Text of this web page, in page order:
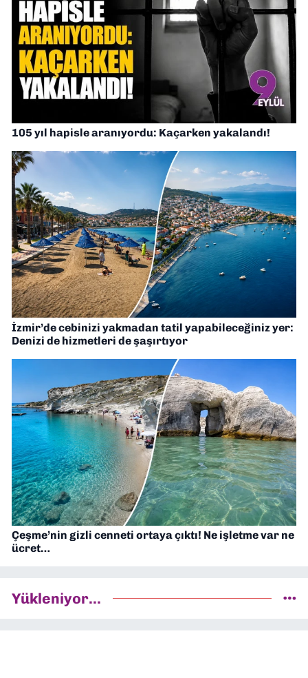
105 yıl hapisle aranıyordu: Kaçarken yakalandı!
İzmir’de cebinizi yakmadan tatil yapabileceğiniz yer:
Denizi de hizmetleri de şaşırtıyor
Çeşme’nin gizli cenneti ortaya çıktı! Ne işletme var ne
ücret…
Yükleniyor...